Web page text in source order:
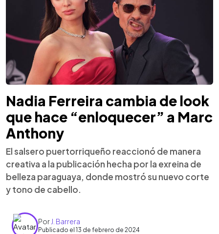
Nadia Ferreira cambia de look
que hace “enloquecer” a Marc
Anthony
El salsero puertorriqueño reaccionó de manera
creativa a la publicación hecha por la exreina de
belleza paraguaya, donde mostró su nuevo corte
y tono de cabello.
Por J. Barrera
Publicado el 13 de febrero de 2024